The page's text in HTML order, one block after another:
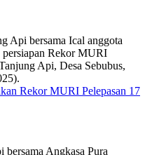
Rekor MURI Pelepasan 17